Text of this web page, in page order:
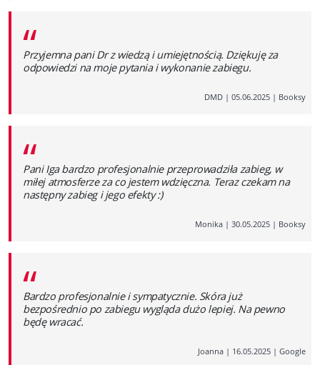
“
Przyjemna pani Dr z wiedzą i umiejętnością. Dziękuję za
odpowiedzi na moje pytania i wykonanie zabiegu.
DMD | 05.06.2025 | Booksy
“
Pani Iga bardzo profesjonalnie przeprowadziła zabieg, w
miłej atmosferze za co jestem wdzięczna. Teraz czekam na
następny zabieg i jego efekty :)
Monika | 30.05.2025 | Booksy
“
Bardzo profesjonalnie i sympatycznie. Skóra już
bezpośrednio po zabiegu wygląda dużo lepiej. Na pewno
będę wracać.
Joanna | 16.05.2025 | Google